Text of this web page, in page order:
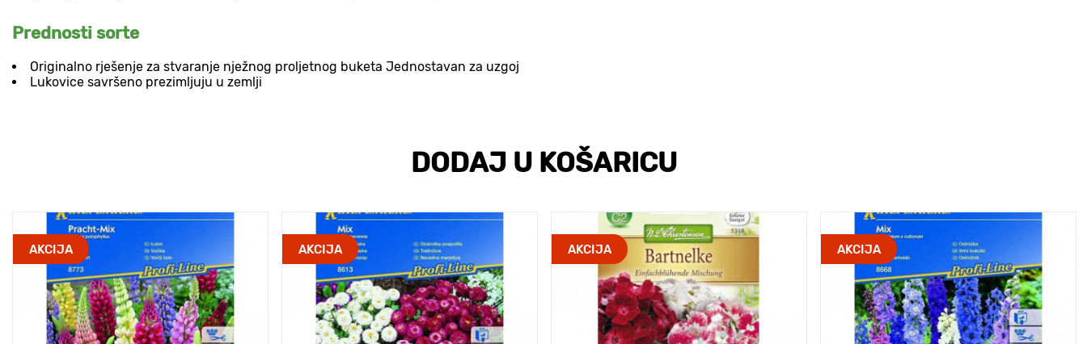
Prednosti sorte
Originalno rješenje za stvaranje nježnog proljetnog buketa Jednostavan za uzgoj
Lukovice savršeno prezimljuju u zemlji
DODAJ U KOŠARICU
AKCIJA AKCIJA AKCIJA AKCIJA